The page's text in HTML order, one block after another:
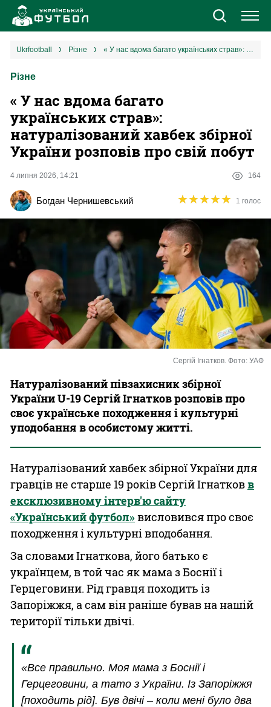
Новини
Єврокубки
УПЛ
2 ліга
Різне
Букмекери
Казино
ukrfootball різне « У нас вдома багато українських страв»: натуралізований хавбек збірної України розповів про свій побут
Різне
« У нас вдома багато
українських страв»:
натуралізований хавбек збірної
України розповів про свій побут
4 липня 2026, 14:21 164
Богдан Чернишевський ★★★★★
★★★★★ 1 голос
Сергій Ігнатков. Фото: УАФ
Натуралізований півзахисник збірної
України U-19 Сергій Ігнатков розповів про
своє українське походження і культурні
уподобання в особистому житті.
Натуралізований хавбек збірної України для
гравців не старше 19 років Сергій Ігнатковв
ексклюзивному інтерв'ю сайту
«Український футбол»висловився про своє
походження і культурні вподобання.
За словами Ігнаткова, його батько є
українцем, в той час як мама з Боснії і
Герцеговини. Рід гравця походить із
Запоріжжя, а сам він раніше бував на нашій
території тільки двічі.
«Все правильно. Моя мама з Боснії і
Герцеговини, а тато з України. Із Запоріжжя
[походить рід]. Був двічі – коли мені було два